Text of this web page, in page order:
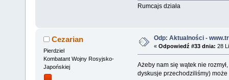
Rumcajs działa
Cezarian
Pierdziel
Kombatant Wojny Rosyjsko-
Japońskiej
Odp: Aktualności -
« Odpowiedź #33 dnia: 28
Ażeby nam się wątek nie
dyskusje przechodziliśmy)